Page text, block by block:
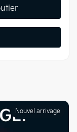
Nouvel arrivage